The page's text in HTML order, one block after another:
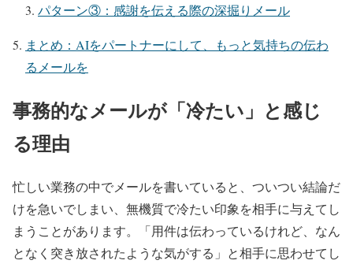
パターン③：感謝を伝える際の深掘りメール
まとめ：AIをパートナーにして、もっと気持ちの伝わ
るメールを
事務的なメールが「冷たい」と感じ
る理由
忙しい業務の中でメールを書いていると、ついつい結論だ
けを急いでしまい、無機質で冷たい印象を相手に与えてし
まうことがあります。「用件は伝わっているけれど、なん
となく突き放されたような気がする」と相手に思わせてし